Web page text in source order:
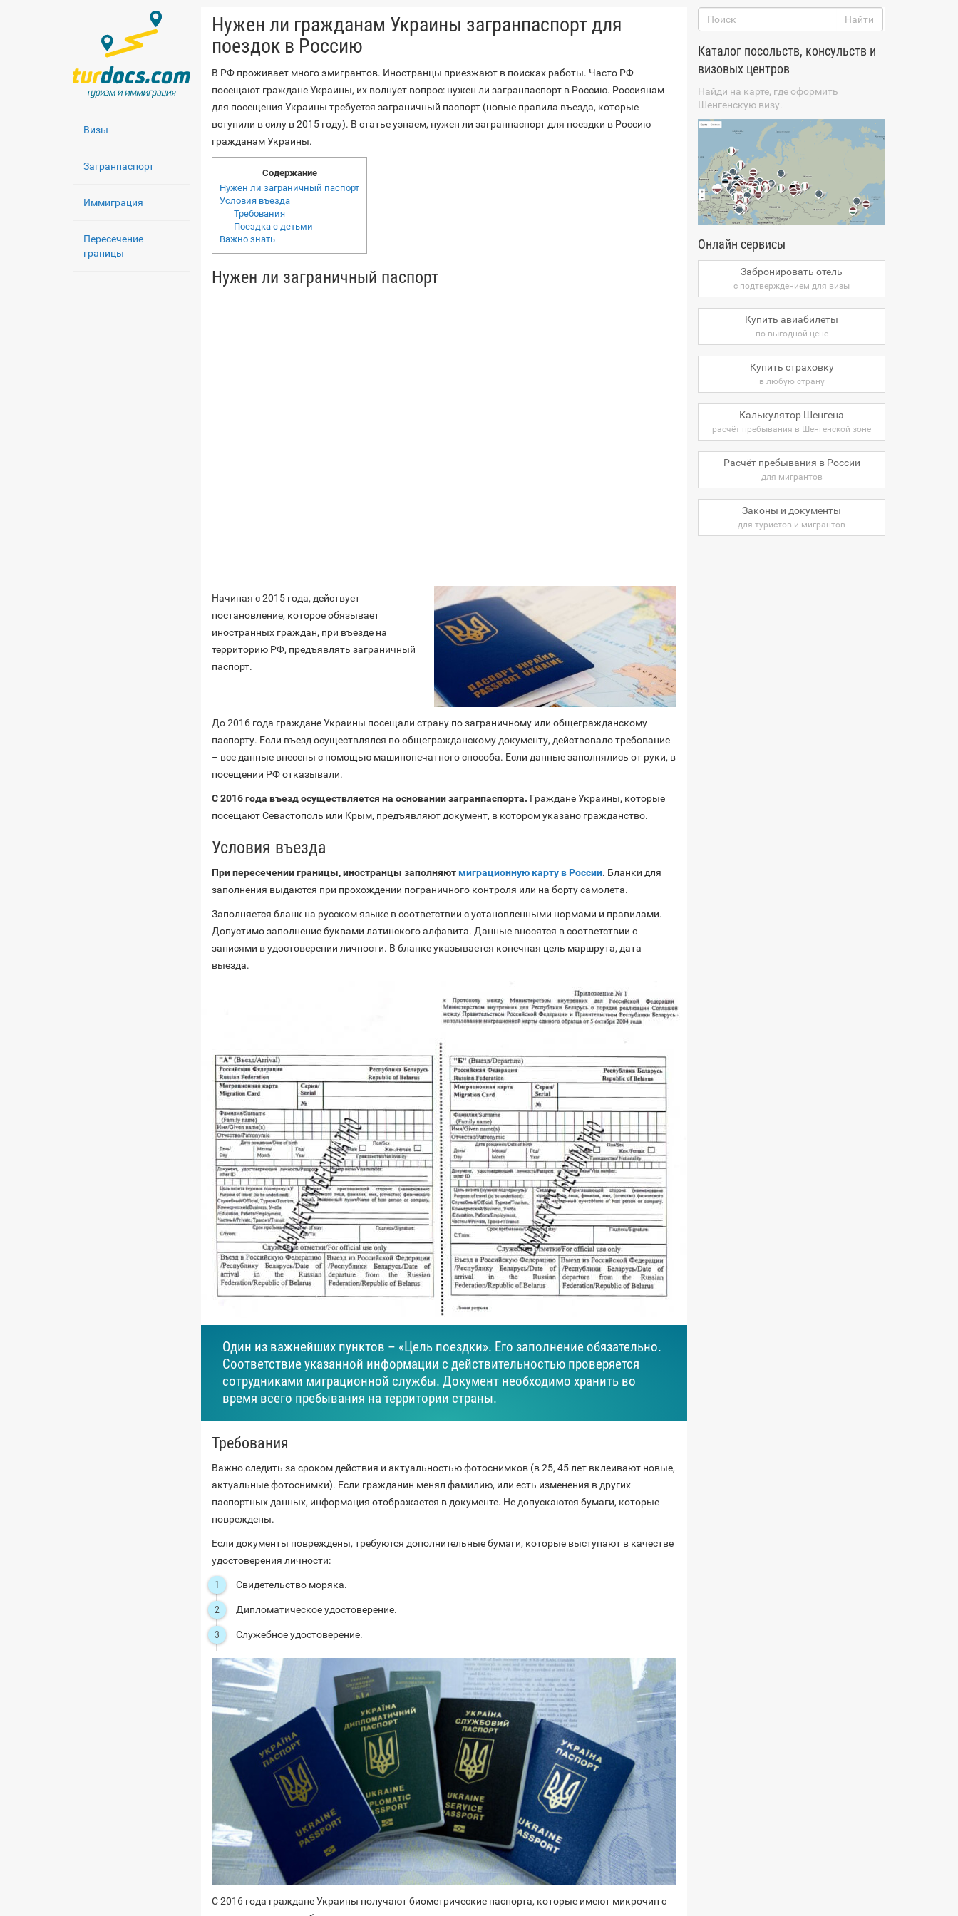
Визы
Загранпаспорт
Иммиграция
Пересечение
границы
Нужен ли гражданам Украины загранпаспорт для
поездок в Россию
В РФ проживает много эмигрантов. Иностранцы приезжают в поисках работы. Часто РФ
посещают граждане Украины, их волнует вопрос: нужен ли загранпаспорт в Россию. Россиянам
для посещения Украины требуется заграничный паспорт (новые правила въезда, которые
вступили в силу в 2015 году). В статье узнаем, нужен ли загранпаспорт для поездки в Россию
гражданам Украины.
Содержание
Нужен ли заграничный паспорт
Условия въезда
Требования
Поездка с детьми
Важно знать
Нужен ли заграничный паспорт
Начиная с 2015 года, действует
постановление, которое обязывает
иностранных граждан, при въезде на
территорию РФ, предъявлять заграничный
паспорт.
До 2016 года граждане Украины посещали страну по заграничному или общегражданскому
паспорту. Если въезд осуществлялся по общегражданскому документу, действовало требование
– все данные внесены с помощью машинопечатного способа. Если данные заполнялись от руки, в
посещении РФ отказывали.
С 2016 года въезд осуществляется на основании загранпаспорта. Граждане Украины, которые
посещают Севастополь или Крым, предъявляют документ, в котором указано гражданство.
Условия въезда
При пересечении границы, иностранцы заполняютмиграционную карту в России. Бланки для
заполнения выдаются при прохождении пограничного контроля или на борту самолета.
Заполняется бланк на русском языке в соответствии с установленными нормами и правилами.
Допустимо заполнение буквами латинского алфавита. Данные вносятся в соответствии с
записями в удостоверении личности. В бланке указывается конечная цель маршрута, дата
выезда.
Один из важнейших пунктов – «Цель поездки». Его заполнение обязательно.
Соответствие указанной информации с действительностью проверяется
сотрудниками миграционной службы. Документ необходимо хранить во
время всего пребывания на территории страны.
Требования
Важно следить за сроком действия и актуальностью фотоснимков (в 25, 45 лет вклеивают новые,
актуальные фотоснимки). Если гражданин менял фамилию, или есть изменения в других
паспортных данных, информация отображается в документе. Не допускаются бумаги, которые
повреждены.
Если документы повреждены, требуются дополнительные бумаги, которые выступают в качестве
удостоверения личности:
Свидетельство моряка.
Дипломатическое удостоверение.
Служебное удостоверение.
С 2016 года граждане Украины получают биометрические паспорта, которые имеют микрочип с
Каталог посольств, консульств и
визовых центров
Найди на карте, где оформить
Шенгенскую визу.
Онлайн сервисы
Забронировать отель
с подтверждением для визы
Купить авиабилеты
по выгодной цене
Купить страховку
в любую страну
Калькулятор Шенгена
расчёт пребывания в Шенгенской зоне
Расчёт пребывания в России
для мигрантов
Законы и документы
для туристов и мигрантов